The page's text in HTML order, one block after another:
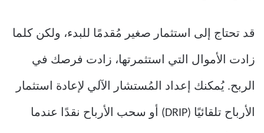
قد تحتاج إلى استثمار صغير مُقدمًا للبدء، ولكن كلما
زادت الأموال التي استثمرتها، زادت فرصك في
الربح. يُمكنك إعداد المُستشار الآلي لإعادة استثمار
الأرباح تلقائيًا (DRIP) أو سحب الأرباح نقدًا عندما